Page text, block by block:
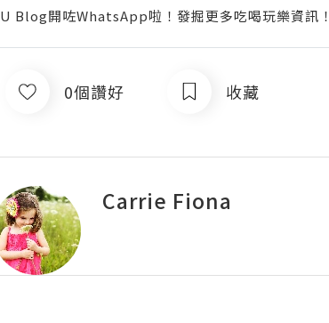
U Blog開咗WhatsApp啦！發掘更多吃喝玩樂資訊！
0個讚好 收藏
Carrie Fiona